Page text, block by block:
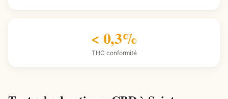
< 0,3%
THC conformité